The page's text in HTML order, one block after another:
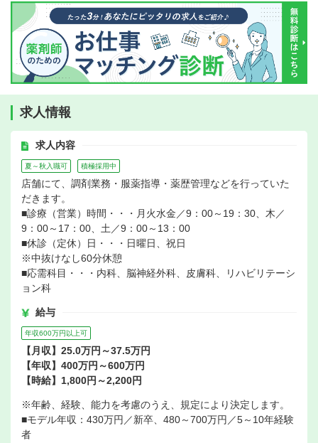
求人情報
求人内容
夏～秋入職可 積極採用中
店舗にて、調剤業務・服薬指導・薬歴管理などを行っていた
だきます。
■診療（営業）時間・・・月火水金／9：00～19：30、木／
9：00～17：00、土／9：00～13：00
■休診（定休）日・・・日曜日、祝日
※中抜けなし60分休憩
■応需科目・・・内科、脳神経外科、皮膚科、リハビリテーシ
ョン科
給与
年収600万円以上可
【月収】25.0万円～37.5万円
【年収】400万円～600万円
【時給】1,800円～2,200円
※年齢、経験、能力を考慮のうえ、規定により決定します。
■モデル年収：430万円／新卒、480～700万円／5～10年経験
者